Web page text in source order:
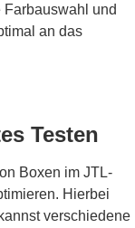
und
an das
Testen
Boxen im JTL-
Hierbei
verschiedene